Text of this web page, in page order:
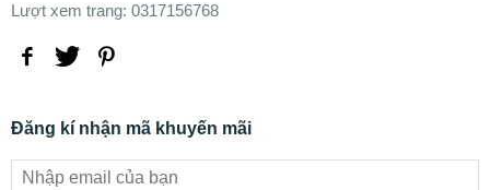
Lượt xem trang: 0317156768
Đăng kí nhận mã khuyến mãi